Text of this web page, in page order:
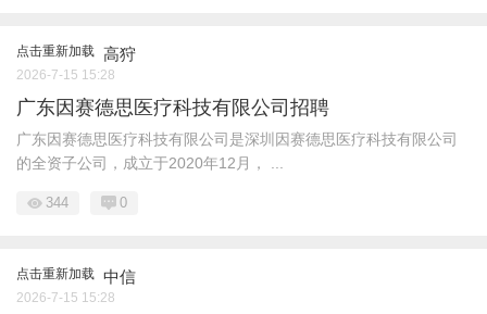
点击重新加载 高狩
2026-7-15 15:28
广东因赛德思医疗科技有限公司招聘
广东因赛德思医疗科技有限公司是深圳因赛德思医疗科技有限公司
的全资子公司，成立于2020年12月， ...
344 0
点击重新加载 中信
2026-7-15 15:28